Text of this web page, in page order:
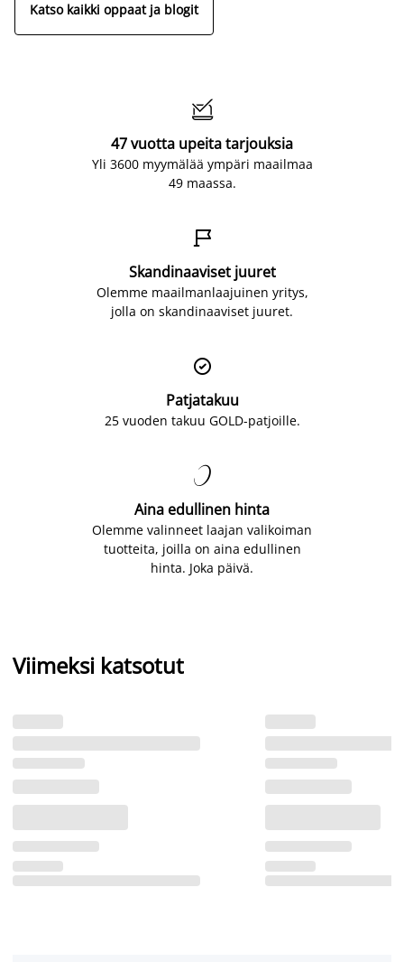
Katso kaikki oppaat ja blogit

47 vuotta upeita tarjouksia
Yli 3600 myymälää ympäri maailmaa
49 maassa.

Skandinaaviset juuret
Olemme maailmanlaajuinen yritys,
jolla on skandinaaviset juuret.

Patjatakuu
25 vuoden takuu GOLD-patjoille.

Aina edullinen hinta
Olemme valinneet laajan valikoiman
tuotteita, joilla on aina edullinen
hinta. Joka päivä.
Viimeksi katsotut